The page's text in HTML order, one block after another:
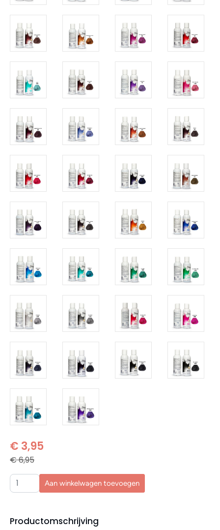
€ 3,95
€ 6,95
Aan winkelwagen toevoegen
Productomschrijving